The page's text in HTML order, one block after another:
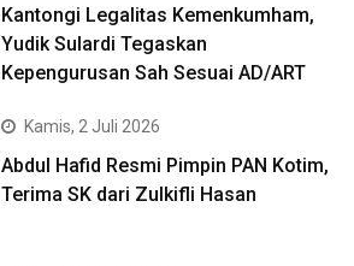
Kantongi Legalitas Kemenkumham,
Yudik Sulardi Tegaskan
Kepengurusan Sah Sesuai AD/ART
Kamis, 2 Juli 2026
Abdul Hafid Resmi Pimpin PAN Kotim,
Terima SK dari Zulkifli Hasan